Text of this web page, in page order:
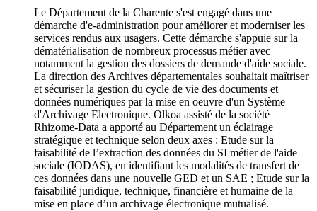
Le Département de la Charente s'est engagé dans une
démarche d'e-administration pour améliorer et moderniser les
services rendus aux usagers. Cette démarche s'appuie sur la
dématérialisation de nombreux processus métier avec
notamment la gestion des dossiers de demande d'aide sociale.
La direction des Archives départementales souhaitait maîtriser
et sécuriser la gestion du cycle de vie des documents et
données numériques par la mise en oeuvre d'un Système
d'Archivage Electronique. Olkoa assisté de la société
Rhizome-Data a apporté au Département un éclairage
stratégique et technique selon deux axes : Etude sur la
faisabilité de l’extraction des données du SI métier de l'aide
sociale (IODAS), en identifiant les modalités de transfert de
ces données dans une nouvelle GED et un SAE ; Etude sur la
faisabilité juridique, technique, financière et humaine de la
mise en place d’un archivage électronique mutualisé.